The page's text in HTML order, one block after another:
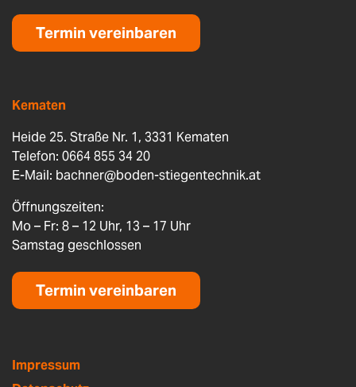
Termin vereinbaren
Kematen
Heide 25. Straße Nr. 1, 3331 Kematen
Telefon: 0664 855 34 20
E-Mail: bachner@boden-stiegentechnik.at
Öffnungszeiten:
Mo – Fr: 8 – 12 Uhr, 13 – 17 Uhr
Samstag geschlossen
Termin vereinbaren
Impressum